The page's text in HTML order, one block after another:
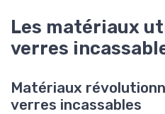
Les matériaux
verres
Matériaux
verres incassables